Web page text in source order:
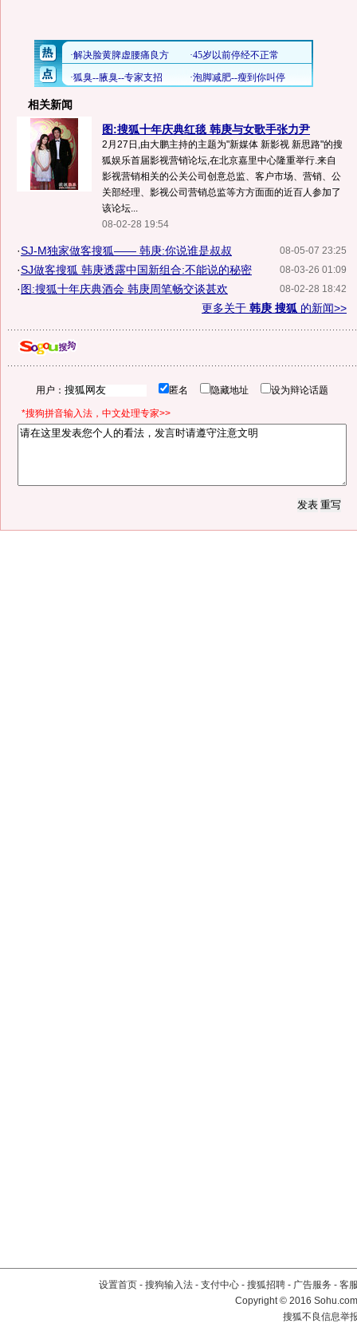
相关新闻
图:搜狐十年庆典红毯 韩庚与女歌手张力尹
2月27日,由大鹏主持的主题为"新媒体 新影视 新思路"的搜
狐娱乐首届影视营销论坛,在北京嘉里中心隆重举行.来自
影视营销相关的公关公司创意总监、客户市场、营销、公
关部经理、影视公司营销总监等方方面面的近百人参加了
该论坛...
08-02-28 19:54
08-05-07 23:25
·SJ-M独家做客搜狐—— 韩庚:你说谁是叔叔
08-03-26 01:09
·SJ做客搜狐 韩庚透露中国新组合:不能说的秘密
08-02-28 18:42
·图:搜狐十年庆典酒会 韩庚周笔畅交谈甚欢
更多关于 韩庚 搜狐 的新闻>>
用户： 匿名 隐藏地址 设为辩论话题
*搜狗拼音输入法，中文处理专家>>
设置首页 - 搜狗输入法 - 支付中心 - 搜狐招聘 - 广告服务 - 客
Copyright©2016
搜狐不良信息举